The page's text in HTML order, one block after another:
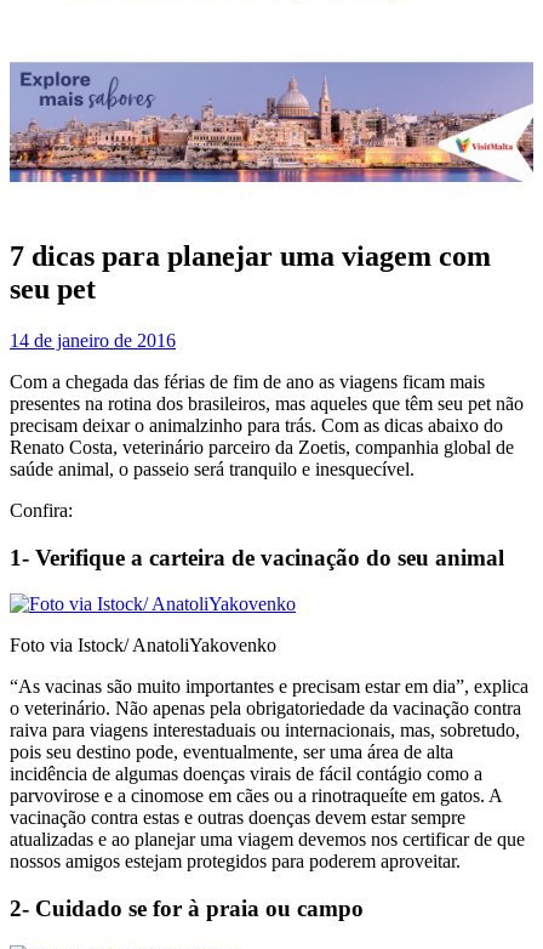
7 dicas para planejar uma viagem com
seu pet
14 de janeiro de 2016
Com a chegada das férias de fim de ano as viagens ficam mais
presentes na rotina dos brasileiros, mas aqueles que têm seu pet não
precisam deixar o animalzinho para trás. Com as dicas abaixo do
Renato Costa, veterinário parceiro da Zoetis, companhia global de
saúde animal, o passeio será tranquilo e inesquecível.
Confira:
1- Verifique a carteira de vacinação do seu animal
Foto via Istock/ AnatoliYakovenko
“As vacinas são muito importantes e precisam estar em dia”, explica
o veterinário. Não apenas pela obrigatoriedade da vacinação contra
raiva para viagens interestaduais ou internacionais, mas, sobretudo,
pois seu destino pode, eventualmente, ser uma área de alta
incidência de algumas doenças virais de fácil contágio como a
parvovirose e a cinomose em cães ou a rinotraqueíte em gatos. A
vacinação contra estas e outras doenças devem estar sempre
atualizadas e ao planejar uma viagem devemos nos certificar de que
nossos amigos estejam protegidos para poderem aproveitar.
2- Cuidado se for à praia ou campo